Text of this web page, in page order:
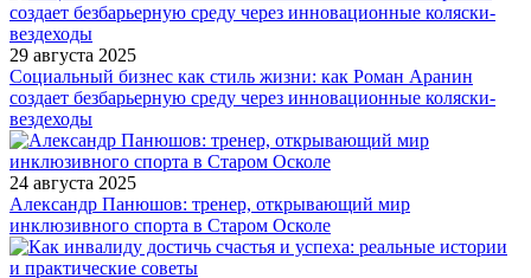
29 августа 2025
Социальный бизнес как стиль жизни: как Роман Аранин
создает безбарьерную среду через инновационные коляски-
вездеходы
24 августа 2025
Александр Панюшов: тренер, открывающий мир
инклюзивного спорта в Старом Осколе